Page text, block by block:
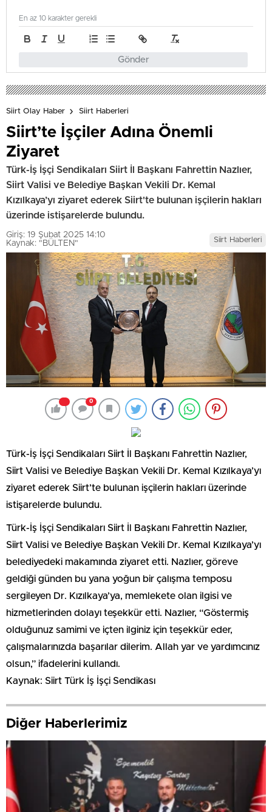
Gönder
En az 10 karakter gerekli
Siirt Olay Haber Siirt Haberleri
Siirt’te İşçiler Adına Önemli
Ziyaret
Türk-İş İşçi Sendikaları Siirt İl Başkanı Fahrettin Nazlıer,
Siirt Valisi ve Belediye Başkan Vekili Dr. Kemal
Kızılkaya’yı ziyaret ederek Siirt'te bulunan işçilerin hakları
üzerinde istişarelerde bulundu.
Giriş: 19 Şubat 2025 14:10
Kaynak: "BÜLTEN"
Siirt Haberleri
0
Türk-İş İşçi Sendikaları Siirt İl Başkanı Fahrettin Nazlıer,
Siirt Valisi ve Belediye Başkan Vekili Dr. Kemal Kızılkaya’yı
ziyaret ederek Siirt’te bulunan işçilerin hakları üzerinde
istişarelerde bulundu.
Türk-İş İşçi Sendikaları Siirt İl Başkanı Fahrettin Nazlıer,
Siirt Valisi ve Belediye Başkan Vekili Dr. Kemal Kızılkaya’yı
belediyedeki makamında ziyaret etti. Nazlıer, göreve
geldiği günden bu yana yoğun bir çalışma temposu
sergileyen Dr. Kızılkaya’ya, memlekete olan ilgisi ve
hizmetlerinden dolayı teşekkür etti. Nazlıer, “Göstermiş
olduğunuz samimi ve içten ilginiz için teşekkür eder,
çalışmalarınızda başarılar dilerim. Allah yar ve yardımcınız
olsun,” ifadelerini kullandı.
Kaynak: Siirt Türk İş İşçi Sendikası
Diğer Haberlerimiz